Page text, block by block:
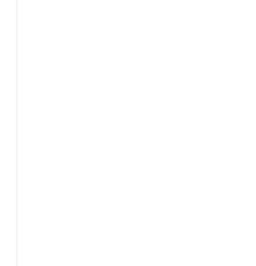
gestalte ich mit Ihnen
ganz nach Ihren
Sie haben nur ein
Für diesen Fall können Sie
Servicebereiche von uns in
nach Ihrem Budget oder
Gern bieten wir Ihnen ein
max. einer Stunde an und
anschließend ein
besprochenen Wünschen